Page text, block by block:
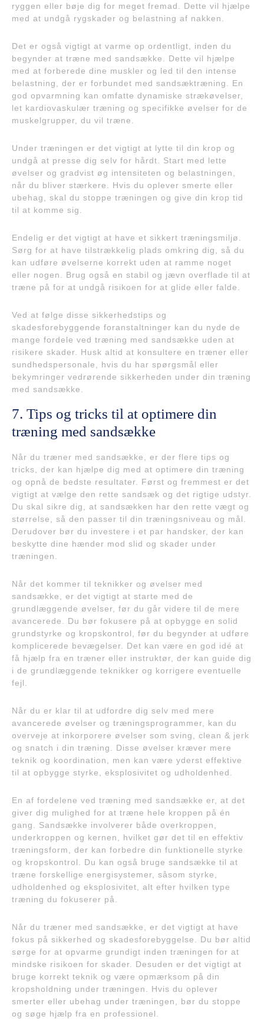
ryggen eller bøje dig for meget fremad. Dette vil hjælpe
med at undgå rygskader og belastning af nakken.
Det er også vigtigt at varme op ordentligt, inden du
begynder at træne med sandsække. Dette vil hjælpe
med at forberede dine muskler og led til den intense
belastning, der er forbundet med sandsæktræning. En
god opvarmning kan omfatte dynamiske strækøvelser,
let kardiovaskulær træning og specifikke øvelser for de
muskelgrupper, du vil træne.
Under træningen er det vigtigt at lytte til din krop og
undgå at presse dig selv for hårdt. Start med lette
øvelser og gradvist øg intensiteten og belastningen,
når du bliver stærkere. Hvis du oplever smerte eller
ubehag, skal du stoppe træningen og give din krop tid
til at komme sig.
Endelig er det vigtigt at have et sikkert træningsmiljø.
Sørg for at have tilstrækkelig plads omkring dig, så du
kan udføre øvelserne korrekt uden at ramme noget
eller nogen. Brug også en stabil og jævn overflade til at
træne på for at undgå risikoen for at glide eller falde.
Ved at følge disse sikkerhedstips og
skadesforebyggende foranstaltninger kan du nyde de
mange fordele ved træning med sandsække uden at
risikere skader. Husk altid at konsultere en træner eller
sundhedspersonale, hvis du har spørgsmål eller
bekymringer vedrørende sikkerheden under din træning
med sandsække.
7. Tips og tricks til at optimere din
træning med sandsække
Når du træner med sandsække, er der flere tips og
tricks, der kan hjælpe dig med at optimere din træning
og opnå de bedste resultater. Først og fremmest er det
vigtigt at vælge den rette sandsæk og det rigtige udstyr.
Du skal sikre dig, at sandsækken har den rette vægt og
størrelse, så den passer til din træningsniveau og mål.
Derudover bør du investere i et par handsker, der kan
beskytte dine hænder mod slid og skader under
træningen.
Når det kommer til teknikker og øvelser med
sandsække, er det vigtigt at starte med de
grundlæggende øvelser, før du går videre til de mere
avancerede. Du bør fokusere på at opbygge en solid
grundstyrke og kropskontrol, før du begynder at udføre
komplicerede bevægelser. Det kan være en god idé at
få hjælp fra en træner eller instruktør, der kan guide dig
i de grundlæggende teknikker og korrigere eventuelle
fejl.
Når du er klar til at udfordre dig selv med mere
avancerede øvelser og træningsprogrammer, kan du
overveje at inkorporere øvelser som sving, clean & jerk
og snatch i din træning. Disse øvelser kræver mere
teknik og koordination, men kan være yderst effektive
til at opbygge styrke, eksplosivitet og udholdenhed.
En af fordelene ved træning med sandsække er, at det
giver dig mulighed for at træne hele kroppen på én
gang. Sandsække involverer både overkroppen,
underkroppen og kernen, hvilket gør det til en effektiv
træningsform, der kan forbedre din funktionelle styrke
og kropskontrol. Du kan også bruge sandsække til at
træne forskellige energisystemer, såsom styrke,
udholdenhed og eksplosivitet, alt efter hvilken type
træning du fokuserer på.
Når du træner med sandsække, er det vigtigt at have
fokus på sikkerhed og skadesforebyggelse. Du bør altid
sørge for at opvarme grundigt inden træningen for at
mindske risikoen for skader. Desuden er det vigtigt at
bruge korrekt teknik og være opmærksom på din
kropsholdning under træningen. Hvis du oplever
smerter eller ubehag under træningen, bør du stoppe
og søge hjælp fra en professionel.